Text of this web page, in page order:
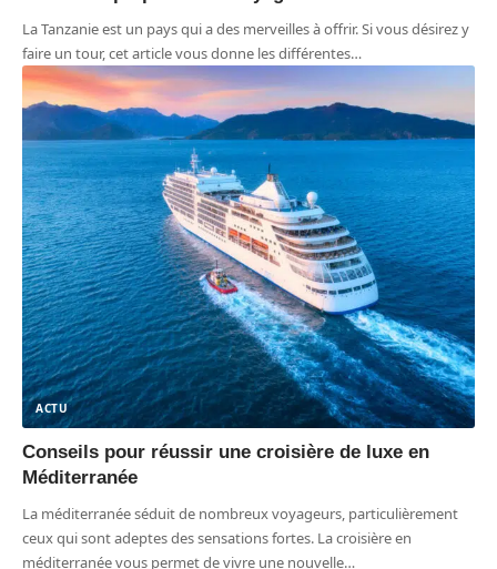
La Tanzanie est un pays qui a des merveilles à offrir. Si vous désirez y
faire un tour, cet article vous donne les différentes…
ACTU
Conseils pour réussir une croisière de luxe en
Méditerranée
La méditerranée séduit de nombreux voyageurs, particulièrement
ceux qui sont adeptes des sensations fortes. La croisière en
méditerranée vous permet de vivre une nouvelle…